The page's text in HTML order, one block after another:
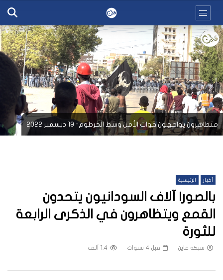
متظاهرون يواجهون قوات الأمن وسط الخرطوم- 19 ديسمبر 2022
أخبار الرئيسية
بالصور| آلاف السودانيون يتحدون
القمع ويتظاهرون في الذكرى الرابعة
للثورة
شبكة عاين قبل 4 سنوات 1.4 ألف